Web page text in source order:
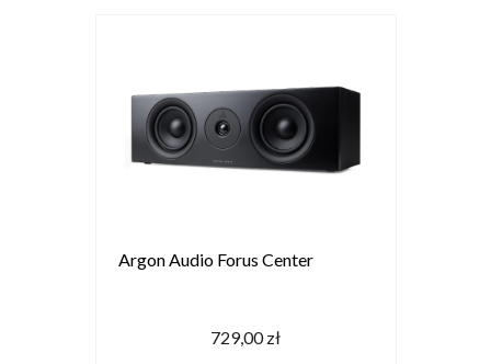
Argon Audio Forus Center
729,00 zł